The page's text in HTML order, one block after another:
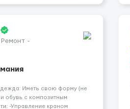
-
Иметь свою форму (не
обувь с композитным
-Управление краном